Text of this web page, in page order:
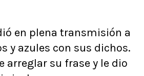
en plena transmisión a
y azules con sus dichos.
arreglar su frase y le dio